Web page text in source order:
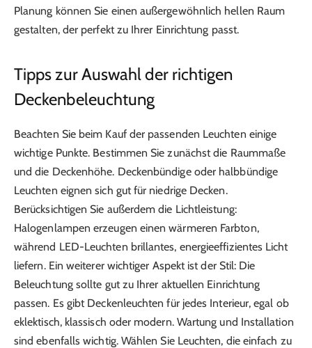
Planung können Sie einen außergewöhnlich hellen Raum
gestalten, der perfekt zu Ihrer Einrichtung passt.
Tipps zur Auswahl der richtigen
Deckenbeleuchtung
Beachten Sie beim Kauf der passenden Leuchten einige
wichtige Punkte. Bestimmen Sie zunächst die Raummaße
und die Deckenhöhe. Deckenbündige oder halbbündige
Leuchten eignen sich gut für niedrige Decken.
Berücksichtigen Sie außerdem die Lichtleistung:
Halogenlampen erzeugen einen wärmeren Farbton,
während LED-Leuchten brillantes, energieeffizientes Licht
liefern. Ein weiterer wichtiger Aspekt ist der Stil: Die
Beleuchtung sollte gut zu Ihrer aktuellen Einrichtung
passen. Es gibt Deckenleuchten für jedes Interieur, egal ob
eklektisch, klassisch oder modern. Wartung und Installation
sind ebenfalls wichtig. Wählen Sie Leuchten, die einfach zu